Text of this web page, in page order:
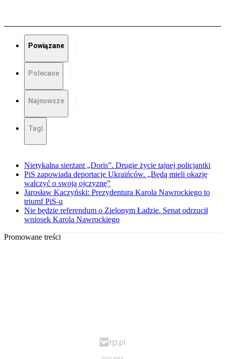
Powiązane
Polecane
Najnowsze
Tagi
Nietykalna sierżant „Doris”. Drugie życie tajnej policjantki
PiS zapowiada deportacje Ukraińców. „Będą mieli okazję
walczyć o swoją ojczyznę”
Jarosław Kaczyński: Prezydentura Karola Nawrockiego to
triumf PiS-u
Nie będzie referendum o Zielonym Ładzie. Senat odrzucił
wniosek Karola Nawrockiego
Promowane treści